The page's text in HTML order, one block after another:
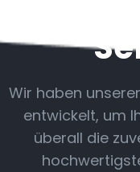
Wir haben
entwickelt, um
überall die